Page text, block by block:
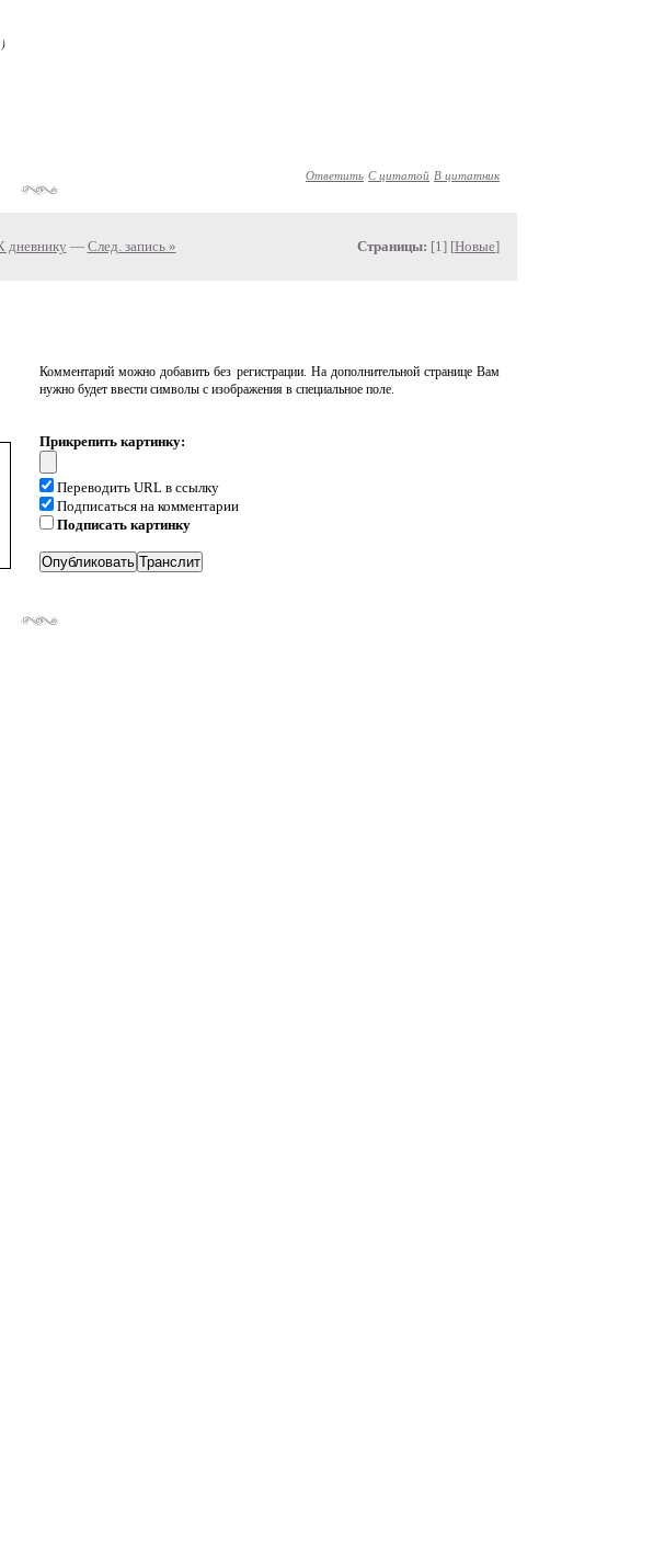
)
Ответить С цитатой В цитатник
дневнику — След. запись » Страницы: [1] [Новые]
Комментарий можно добавить без регистрации. На дополнительной странице Вам
нужно будет ввести символы с изображения в специальное поле.
Прикрепить картинку:
Переводить URL в ссылку
Подписаться на комментарии
Подписать картинку